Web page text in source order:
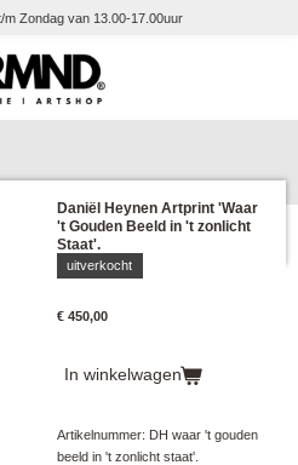
Zondag van 13.00-17.00uur
Daniël Heynen Artprint 'Waar
't Gouden Beeld in 't zonlicht
Staat'.
uitverkocht
€ 450,00
In winkelwagen
Artikelnummer: DH waar 't gouden
beeld in 't zonlicht staat'.